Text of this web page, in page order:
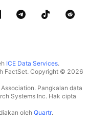
ICE Data Services.
FactSet. Copyright © 2026
Pangkalan data
Systems Inc. Hak cipta
oleh Quartr.